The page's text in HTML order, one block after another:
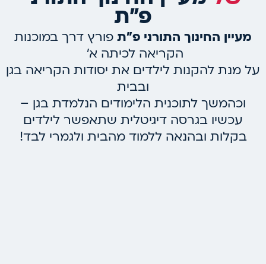
פ"ת
מעיין החינוך התורני פ”תפורץ דרך במוכנות
הקריאה לכיתה א’
על מנת להקנות לילדים את יסודות הקריאה בגן
ובבית
וכהמשך לתוכנית הלימודים הנלמדת בגן –
עכשיו בגרסה דיגיטלית שתאפשר לילדים
בקלות ובהנאה ללמוד מהבית ולגמרי לבד!